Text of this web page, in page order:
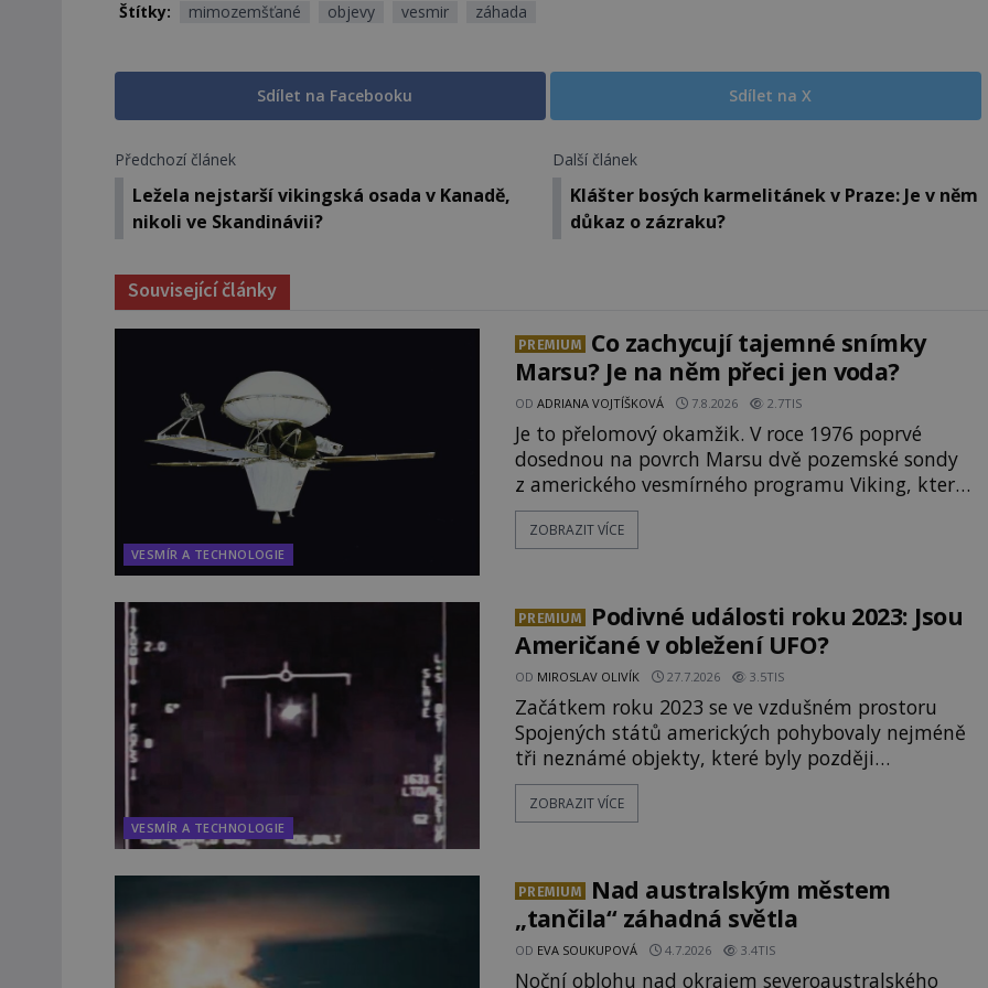
Štítky: mimozemšťané objevy vesmir záhada
Sdílet na Facebooku Sdílet na X
Předchozí článek
Ležela nejstarší vikingská osada v Kanadě,
nikoli ve Skandinávii?
Další článek
Klášter bosých karmelitánek v Praze: Je v něm
důkaz o zázraku?
Související články
VESMÍR A TECHNOLOGIE
PREMIUM
Co zachycují tajemné snímky
Marsu? Je na něm přeci jen voda?
ODADRIANA VOJTÍŠKOVÁ 7.8.2026 2.7TIS
Je to přelomový okamžik. V roce 1976 poprvé
dosednou na povrch Marsu dvě pozemské sondy
z amerického vesmírného programu Viking, které
jsou schopny pořídit fotografie záhadami
opředené rudé planety. Viking 1 zde zaznamená
připomínající lidskou tvář. NASA (Národní úřad
ZOBRAZIT VÍCE
VESMÍR A TECHNOLOGIE
PREMIUM
Podivné události roku 2023: Jsou
Američané v obležení UFO?
OD MIROSLAV OLIVÍK 27.7.2026 3.5TIS
Začátkem roku 2023 se ve vzdušném prostoru
Spojených států amerických pohybovaly nejméně
tři neznámé objekty, které byly později
sestřeleny. Do dnešních dnů nebyly trosky těchto
létajících těles objeveny. Je možné, že šlo o nějaké
2023 vydává
ZOBRAZIT VÍCE
PREMIUM
Nad australským městem
„tančila“ záhadná světla
OD EVA SOUKUPOVÁ 4.7.2026 3.4TIS
Noční oblohu nad okrajem severoaustralského